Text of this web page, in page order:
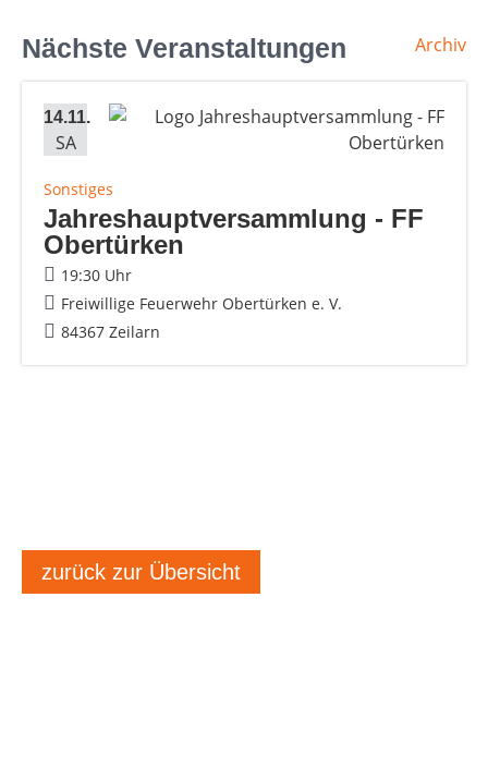
Nächste Veranstaltungen Archiv
14.11.
SA
Sonstiges
Jahreshauptversammlung - FF
Obertürken
19:30 Uhr
Freiwillige Feuerwehr Obertürken e. V.
84367 Zeilarn
zurück zur Übersicht